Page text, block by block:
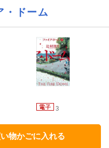
・ドーム
3
物かごに入れる